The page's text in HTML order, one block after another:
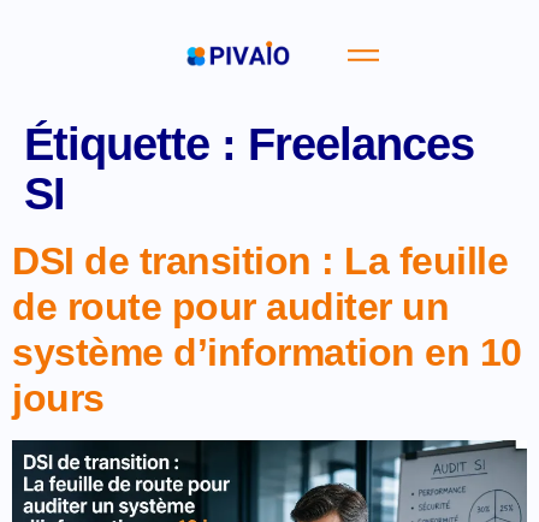
Étiquette : Freelances
SI
DSI de transition : La feuille
de route pour auditer un
système d’information en 10
jours